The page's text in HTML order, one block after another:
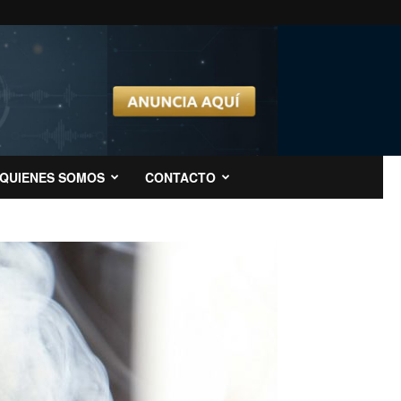
QUIENES SOMOS CONTACTO